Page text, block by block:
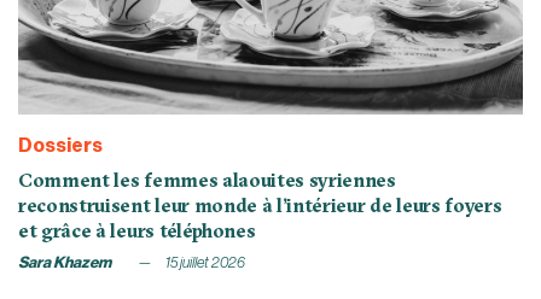
Dossiers
Comment les femmes alaouites syriennes
reconstruisent leur monde à l’intérieur de leurs foyers
et grâce à leurs téléphones
Sara Khazem 15 juillet 2026